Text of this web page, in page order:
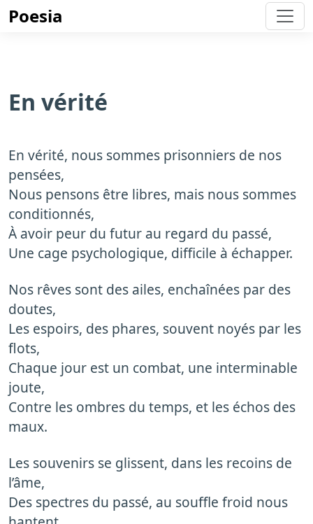
Poesia
En vérité
En vérité, nous sommes prisonniers de nos
pensées,
Nous pensons être libres, mais nous sommes
conditionnés,
À avoir peur du futur au regard du passé,
Une cage psychologique, difficile à échapper.
Nos rêves sont des ailes, enchaînées par des
doutes,
Les espoirs, des phares, souvent noyés par les
flots,
Chaque jour est un combat, une interminable
joute,
Contre les ombres du temps, et les échos des
maux.
Les souvenirs se glissent, dans les recoins de
l’âme,
Des spectres du passé, au souffle froid nous